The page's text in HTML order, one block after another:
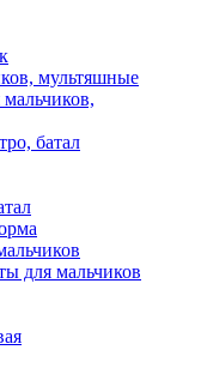
мультяшные
батал
для мальчиков